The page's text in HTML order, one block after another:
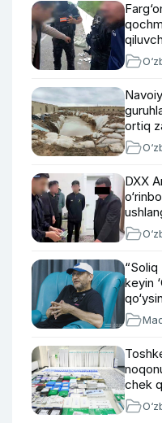
ortiq
DXX
“Soliq
keyin
chek